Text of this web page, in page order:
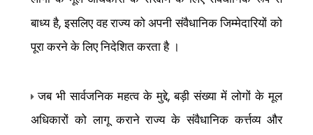
बाध्य है,इसलिए वह राज्य को अपनी संवैधानिक जिम्मेदारियों को
पूरा करने के लिए निदेशित करता है ।
जब भी सार्वजनिक महत्व के मुद्दे,बड़ी संख्या में लोगों के मूल
अधिकारों को लागू कराने राज्य के संवैधानिक कर्त्तव्य और